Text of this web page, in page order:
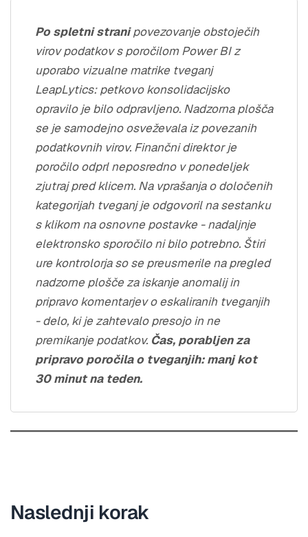
Po spletni stranipovezovanje obstoječih
virov podatkov s poročilom Power BI z
uporabo vizualne matrike tveganj
LeapLytics: petkovo konsolidacijsko
opravilo je bilo odpravljeno. Nadzorna plošča
se je samodejno osveževala iz povezanih
podatkovnih virov. Finančni direktor je
poročilo odprl neposredno v ponedeljek
zjutraj pred klicem. Na vprašanja o določenih
kategorijah tveganj je odgovoril na sestanku
s klikom na osnovne postavke - nadaljnje
elektronsko sporočilo ni bilo potrebno. Štiri
ure kontrolorja so se preusmerile na pregled
nadzorne plošče za iskanje anomalij in
pripravo komentarjev o eskaliranih tveganjih
- delo, ki je zahtevalo presojo in ne
premikanje podatkov. Čas, porabljen za
pripravo poročila o tveganjih: manj kot
30 minut na teden.
Naslednji korak